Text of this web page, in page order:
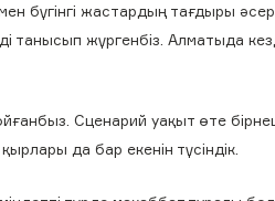
бүгінгі жастардың тағдыры әсер
танысып жүргенбіз. Алматыда
Сценарий уақыт өте
да бар екенін түсіндік.